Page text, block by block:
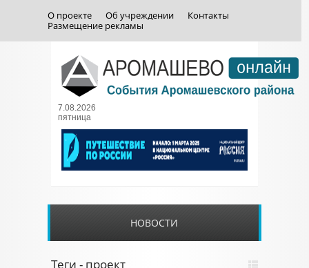
О проекте Об учреждении
Контакты
Размещение рекламы
7.08.2026
пятница
НОВОСТИ
Теги - проект